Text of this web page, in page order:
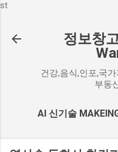
st
정보창
건강,음식,인포,국
부동
AI 신기술